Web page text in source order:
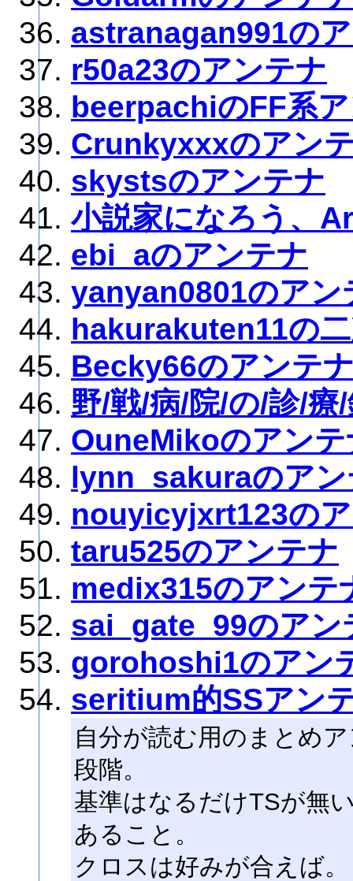
astranagan991の
r50a23のアンテナ
beerpachiのFF系
Crunkyxxxのアン
skystsのアンテナ
小説家になろう、
ebi_aのアンテナ
yanyan0801のアン
hakurakuten11の
Becky66のアンテ
野/戦/病/院/の/診/療
OuneMikoのアンテ
lynn_sakuraのアン
nouyicyjxrt123の
taru525のアンテナ
medix315のアンテ
sai_gate_99のアン
gorohoshi1のアン
seritium的SSアン
自分が読む用のまとめ
段階。
基準はなるだけTSが無
あること。
クロスは好みが合えば。